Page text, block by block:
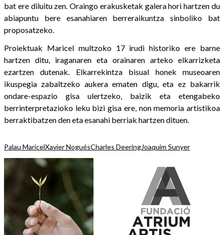
bat ere diluitu zen. Oraingo erakusketak galera hori hartzen du
abiapuntu bere esanahiaren berreraikuntza sinboliko bat
proposatzeko.
Proiektuak Maricel multzoko 17 irudi historiko ere barne
hartzen ditu, iraganaren eta orainaren arteko elkarrizketa
ezartzen dutenak. Elkarrekintza bisual honek museoaren
ikuspegia zabaltzeko aukera ematen digu, eta ez bakarrik
ondare-espazio gisa ulertzeko, baizik eta etengabeko
berrinterpretazioko leku bizi gisa ere, non memoria artistikoa
berraktibatzen den eta esanahi berriak hartzen dituen.
Palau MaricelXavier NoguésCharles DeeringJoaquim Sunyer